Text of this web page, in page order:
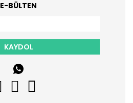
E-BÜLTEN
KAYDOL